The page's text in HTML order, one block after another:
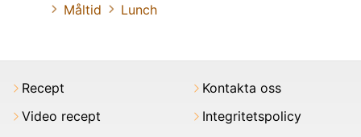
Måltid
Lunch
Recept
Video recept
Kontakta oss
Integritetspolicy